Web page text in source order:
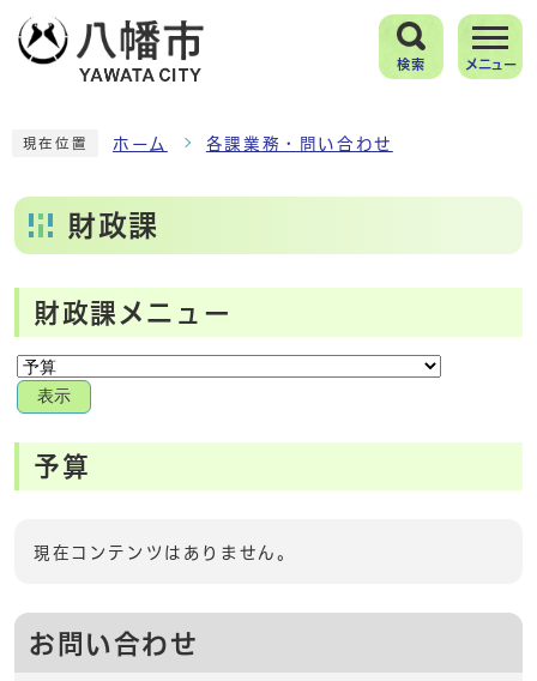
検索 メニュー
現在位置 ホーム 各課業務・問い合わせ
財政課
財政課メニュー
表示
予算
現在コンテンツはありません。
お問い合わせ